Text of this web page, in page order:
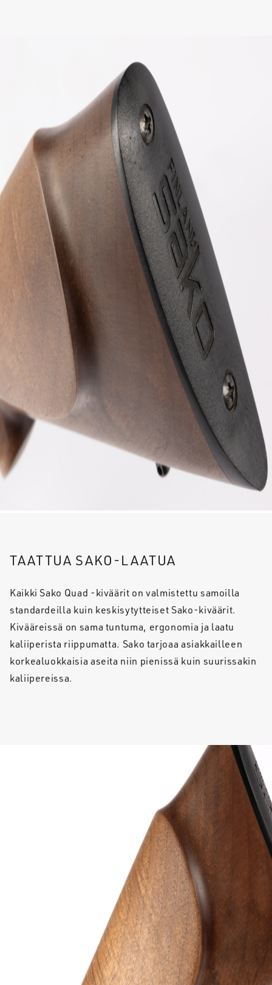
TAATTUA SAKO-LAATUA
Kaikki Sako Quad -kiväärit on valmistettu samoilla
standardeilla kuin keskisytytteiset Sako-kiväärit.
Kivääreissä on sama tuntuma, ergonomia ja laatu
kaliiperista riippumatta. Sako tarjoaa asiakkailleen
korkealuokkaisia aseita niin pienissä kuin suurissakin
kaliipereissa.